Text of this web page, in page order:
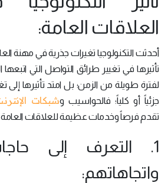
العلاقات العامة:
أحدثت التكنولوجيا تغيرات جذرية في مهنة
تأثيرها في تغيير طرائق التواصل التي
لفترة طويلة من الزمن؛ بل امتد تأثيرها
جزئياً أو كلياً؛ فالحواسيب وشبكات
تقدم فرصاً وخدمات عظيمة للعلاقات العامة
1. التعرف إلى
واتجاهاتهم: